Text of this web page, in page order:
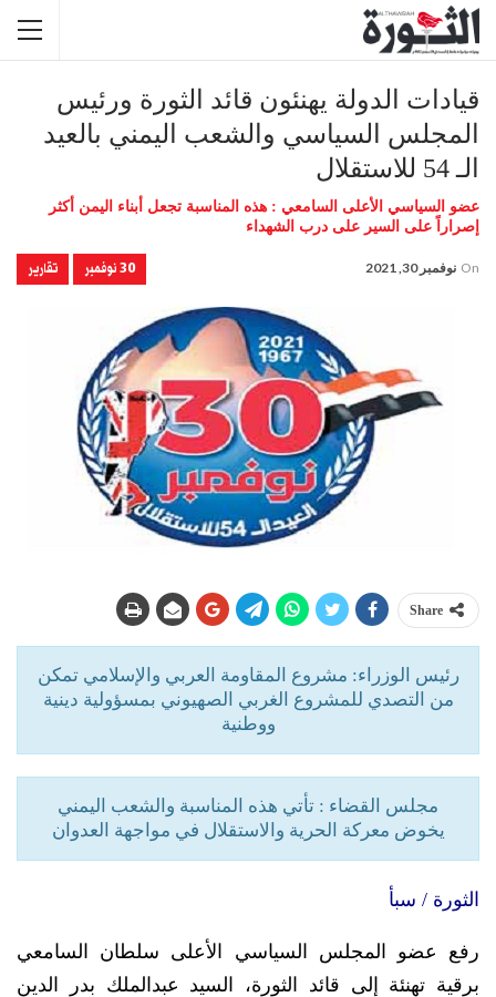
قيادات الدولة يهنئون قائد الثورة ورئيس
المجلس السياسي والشعب اليمني بالعيد
الـ 54 للاستقلال
عضو السياسي الأعلى السامعي : هذه المناسبة تجعل أبناء اليمن أكثر
إصراراً على السير على درب الشهداء
30 نوفمبر تقارير On نوفمبر 30, 2021
Share
رئيس الوزراء: مشروع المقاومة العربي والإسلامي تمكن
من التصدي للمشروع الغربي الصهيوني بمسؤولية دينية
ووطنية
مجلس القضاء : تأتي هذه المناسبة والشعب اليمني
يخوض معركة الحرية والاستقلال في مواجهة العدوان
الثورة / سبأ
رفع عضو المجلس السياسي الأعلى سلطان السامعي
برقية تهنئة إلى قائد الثورة، السيد عبدالملك بدر الدين